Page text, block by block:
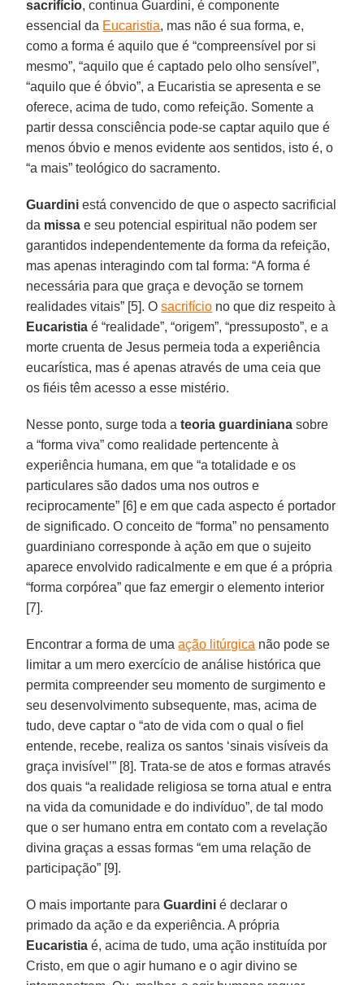
sacrifício, continua Guardini, é componente
essencial da Eucaristia, mas não é sua forma, e,
como a forma é aquilo que é “compreensível por si
mesmo”, “aquilo que é captado pelo olho sensível”,
“aquilo que é óbvio”, a Eucaristia se apresenta e se
oferece, acima de tudo, como refeição. Somente a
partir dessa consciência pode-se captar aquilo que é
menos óbvio e menos evidente aos sentidos, isto é, o
“a mais” teológico do sacramento.
Guardini está convencido de que o aspecto sacrificial
da missa e seu potencial espiritual não podem ser
garantidos independentemente da forma da refeição,
mas apenas interagindo com tal forma: “A forma é
necessária para que graça e devoção se tornem
realidades vitais” [5]. Osacrifício no que diz respeito à
Eucaristia é “realidade”, “origem”, “pressuposto”, e a
morte cruenta de Jesus permeia toda a experiência
eucarística, mas é apenas através de uma ceia que
os fiéis têm acesso a esse mistério.
Nesse ponto, surge toda ateoria guardiniana sobre
a “forma viva” como realidade pertencente à
experiência humana, em que “a totalidade e os
particulares são dados uma nos outros e
reciprocamente” [6] e em que cada aspecto é portador
de significado. O conceito de “forma” no pensamento
guardiniano corresponde à ação em que o sujeito
aparece envolvido radicalmente e em que é a própria
“forma corpórea” que faz emergir o elemento interior
[7].
Encontrar a forma de umaação litúrgica não pode se
limitar a um mero exercício de análise histórica que
permita compreender seu momento de surgimento e
seu desenvolvimento subsequente, mas, acima de
tudo, deve captar o “ato de vida com o qual o fiel
entende, recebe, realiza os santos ‘sinais visíveis da
graça invisível’” [8]. Trata-se de atos e formas através
dos quais “a realidade religiosa se torna atual e entra
na vida da comunidade e do indivíduo”, de tal modo
que o ser humano entra em contato com a revelação
divina graças a essas formas “em uma relação de
participação” [9].
O mais importante paraGuardini é declarar o
primado da ação e da experiência. A própria
Eucaristia é, acima de tudo, uma ação instituída por
Cristo, em que o agir humano e o agir divino se